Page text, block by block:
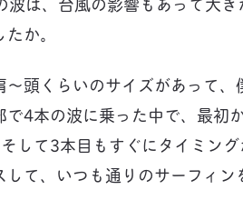
か。
頭くらいのサイズがあって
で4本の波に乗った中で、最初
して3本目もすぐにタイミン
て、いつも通りのサーフィン